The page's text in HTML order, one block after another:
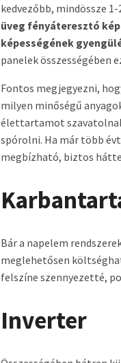
kedvezőbb, mindössze
üveg fényáteresztó
képességének
panelek összességében
Fontos megjegyezni,
milyen minőségű
élettartamot
spórolni. Ha már több
megbízható, biztos
Bár a napelem
meglehetősen
felszíne szennyezetté,
Inverter